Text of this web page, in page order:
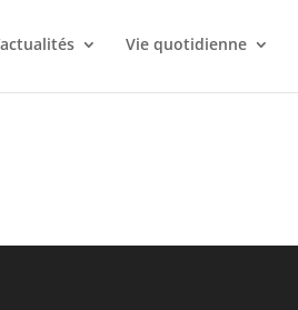
Vie quotidienne